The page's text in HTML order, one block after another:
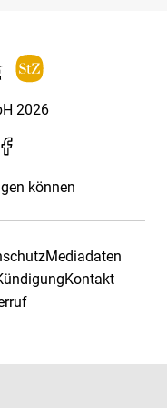
2026
können
Mediadaten
Kontakt